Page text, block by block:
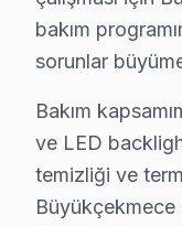
Teknisyen
•
•
• Direkt güneş
•
• Ekran
bakım
sorunlar
Bakım
ve LED
temizliği ve
Büyükçekmece